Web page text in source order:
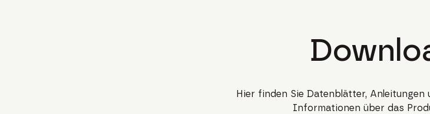
Hier finden Sie Datenblätter, Anleitungen
Informationen über das